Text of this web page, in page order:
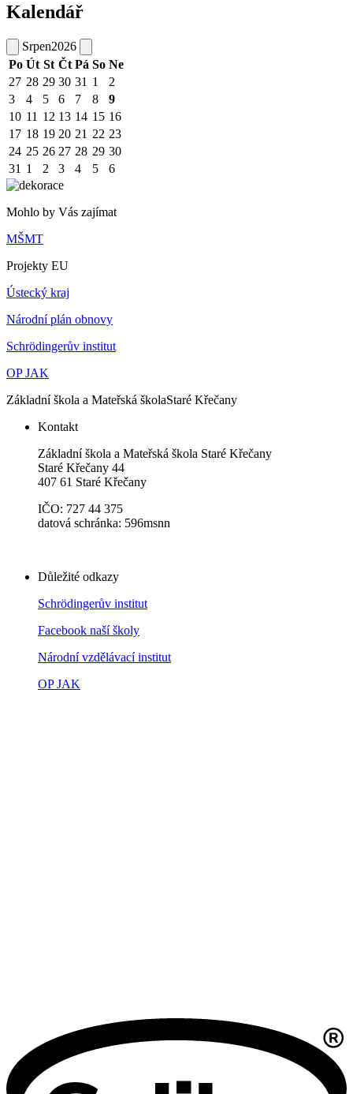
Kalendář
Srpen2026
Po Út St Čt Pá So Ne
27 28 29 30 31 1
2
3
4 5 6 7 8
9
10 11 12 13 14 15 16
17 18 19 20 21 22 23
24 25 26 27 28 29 30
31 1 2 3 4 5 6
Mohlo by Vás zajímat
MŠMT
Projekty EU
Ústecký kraj
Národní plán obnovy
Schrödingerův institut
OP JAK
Základní škola a Mateřská školaStaré Křečany
Kontakt
Základní škola a Mateřská škola Staré Křečany
Staré Křečany 44
407 61 Staré Křečany
IČO: 727 44 375
datová schránka: 596msnn
Důležité odkazy
Schrödingerův institut
Facebook naší školy
Národní vzdělávací institut
OP JAK